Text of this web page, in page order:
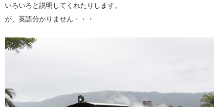
いろいろと説明してくれたりします。
が、英語分かりません・・・